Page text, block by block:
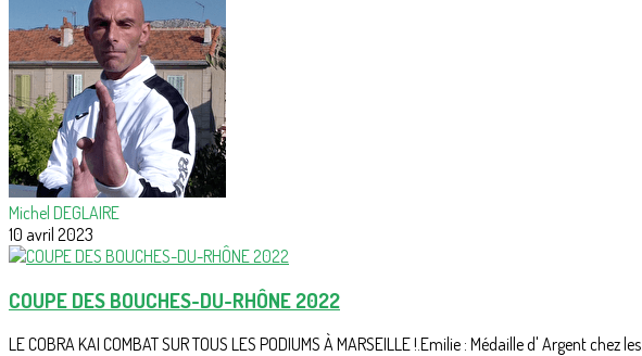
Michel DEGLAIRE
10 avril 2023
COUPE DES BOUCHES-DU-RHÔNE 2022
LE COBRA KAI COMBAT SUR TOUS LES PODIUMS À MARSEILLE !.Emilie : Médaille d' Argent chez les...